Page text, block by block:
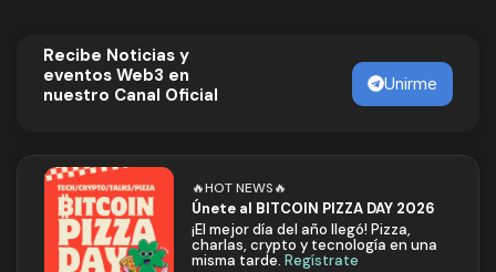
Recibe Noticias y
eventos Web3 en
nuestro Canal Oficial
Unirme
🔥HOT NEWS🔥
Únete al BITCOIN PIZZA DAY 2026
¡El mejor día del año llegó! Pizza,
charlas, crypto y tecnología en una
misma tarde.Regístrate